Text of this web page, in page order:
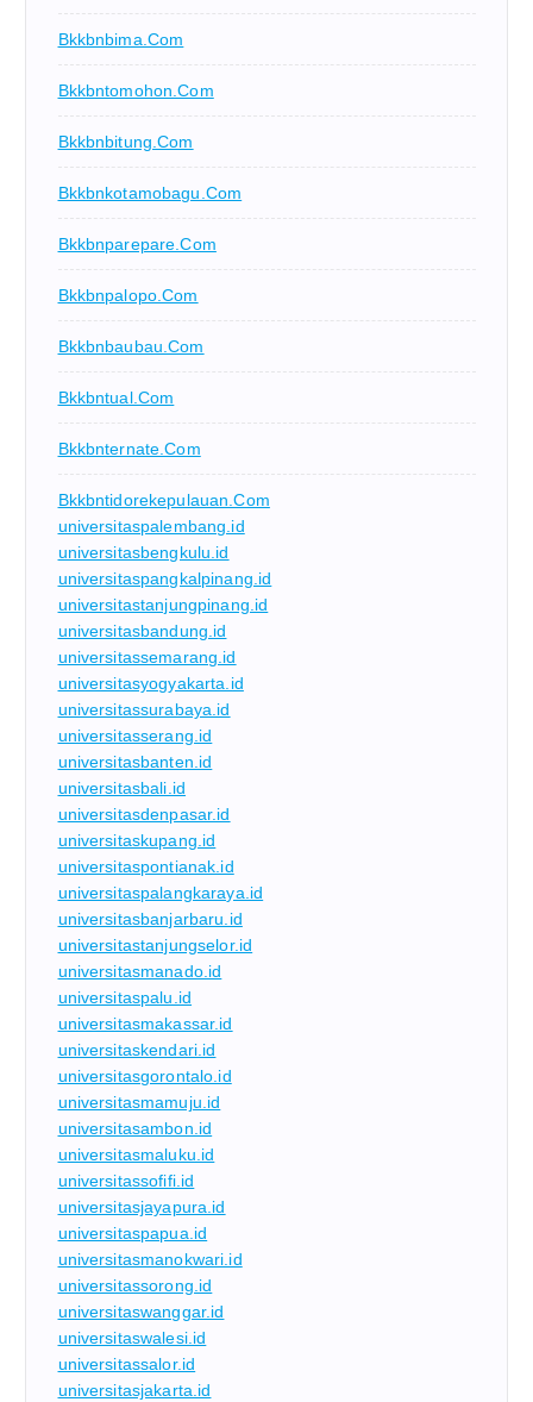
Bkkbnbima.com
Bkkbntomohon.com
Bkkbnbitung.com
Bkkbnkotamobagu.com
Bkkbnparepare.com
Bkkbnpalopo.com
Bkkbnbaubau.com
Bkkbntual.com
Bkkbnternate.com
Bkkbntidorekepulauan.com
universitaspalembang.id
universitasbengkulu.id
universitaspangkalpinang.id
universitastanjungpinang.id
universitasbandung.id
universitassemarang.id
universitasyogyakarta.id
universitassurabaya.id
universitasserang.id
universitasbanten.id
universitasbali.id
universitasdenpasar.id
universitaskupang.id
universitaspontianak.id
universitaspalangkaraya.id
universitasbanjarbaru.id
universitastanjungselor.id
universitasmanado.id
universitaspalu.id
universitasmakassar.id
universitaskendari.id
universitasgorontalo.id
universitasmamuju.id
universitasambon.id
universitasmaluku.id
universitassofifi.id
universitasjayapura.id
universitaspapua.id
universitasmanokwari.id
universitassorong.id
universitaswanggar.id
universitaswalesi.id
universitassalor.id
universitasjakarta.id